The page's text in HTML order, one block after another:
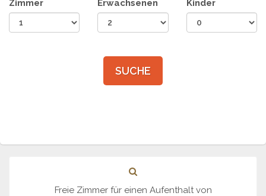
Zimmer Erwachsenen Kinder
SUCHE
Freie Zimmer für einen Aufenthalt von